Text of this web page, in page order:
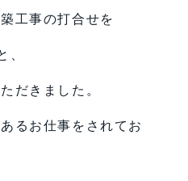
工事の打合せを
、
だきました。
るお仕事をされてお